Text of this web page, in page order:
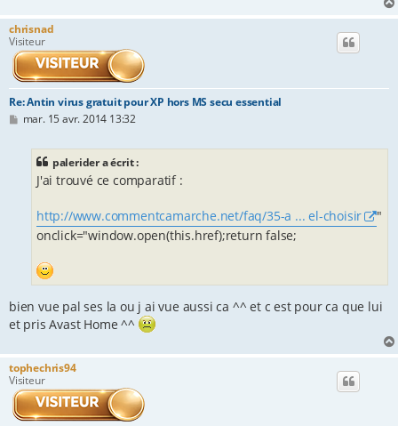
chrisnad
Visiteur
Re: Antin virus gratuit pour XP hors MS secu essential
M
mar. 15 avr. 2014 13:32
palerider a écrit :
J'ai trouvé ce comparatif :
http://www.commentcamarche.net/faq/35-a ... el-choisir
"
onclick="window.open(this.href);return false;
bien vue pal ses la ou j ai vue aussi ca ^^ et c est pour ca que lui
et pris Avast Home ^^
tophechris94
Visiteur